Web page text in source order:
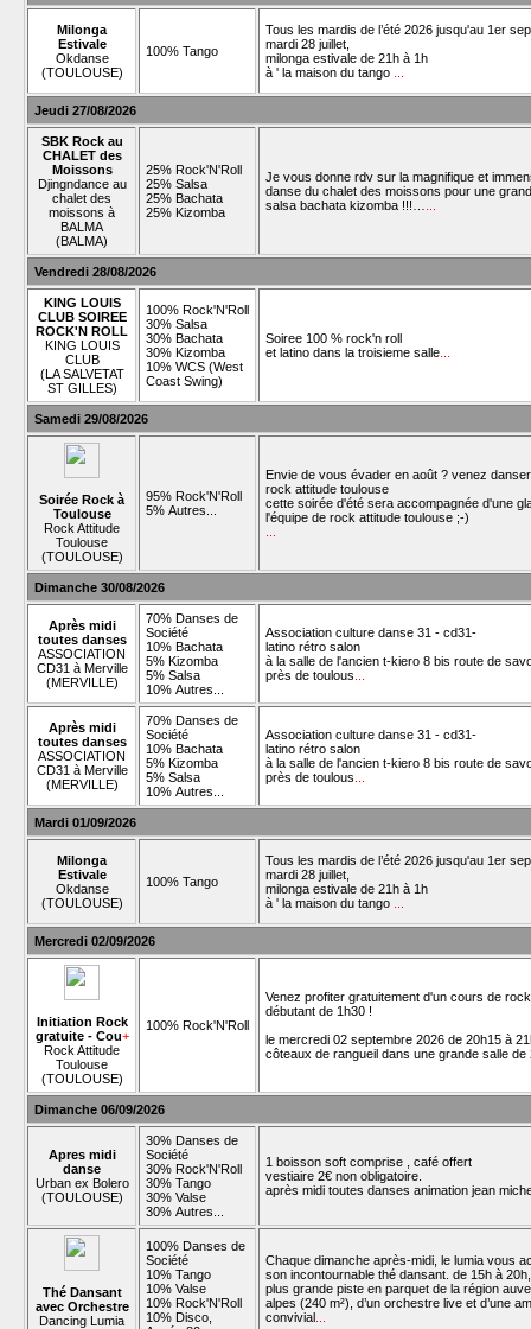
Milonga
Estivale
Okdanse
(TOULOUSE)
100% Tango
Tous les mardis de l’été 2026 jusqu'au 1er
mardi 28 juillet,
milonga estivale de 21h à 1h
à ' la maison du tango
Jeudi 27/08/2026
SBK Rock au
CHALET des
Moissons
Djingndance au
chalet des
moissons à
BALMA
(BALMA)
25% Rock'N'Roll
25% Salsa
25% Bachata
25% Kizomba
Je vous donne rdv sur la magnifique et
danse du chalet des moissons pour une
salsa bachata kizomba !!!…
Vendredi 28/08/2026
KING LOUIS
CLUB SOIREE
ROCK'N ROLL
KING LOUIS
CLUB
(LA SALVETAT
ST GILLES)
100% Rock'N'Roll
30% Salsa
30% Bachata
30% Kizomba
10% WCS (West
Coast Swing)
Soiree 100 % rock'n roll
et latino dans la troisieme salle
Samedi 29/08/2026
Soirée Rock à
Toulouse
Rock Attitude
Toulouse
(TOULOUSE)
95% Rock'N'Roll
5% Autres...
Envie de vous évader en août ? venez
rock attitude toulouse
cette soirée d'été sera accompagnée d'une
l'équipe de rock attitude toulouse ;-)
Dimanche 30/08/2026
Après midi
toutes danses
ASSOCIATION
CD31 à Merville
(MERVILLE)
70% Danses de
Société
10% Bachata
5% Kizomba
5% Salsa
10% Autres...
Association culture danse 31 - cd31-
latino rétro salon
à la salle de l'ancien t-kiero 8 bis route de
près de toulous
Après midi
toutes danses
ASSOCIATION
CD31 à Merville
(MERVILLE)
70% Danses de
Société
10% Bachata
5% Kizomba
5% Salsa
10% Autres...
Association culture danse 31 - cd31-
latino rétro salon
à la salle de l'ancien t-kiero 8 bis route de
près de toulous
Mardi 01/09/2026
Milonga
Estivale
Okdanse
(TOULOUSE)
100% Tango
Tous les mardis de l’été 2026 jusqu'au 1er
mardi 28 juillet,
milonga estivale de 21h à 1h
à ' la maison du tango
Mercredi 02/09/2026
Initiation Rock
gratuite - Cou+
Rock Attitude
Toulouse
(TOULOUSE)
100% Rock'N'Roll
Venez profiter gratuitement d'un cours de
débutant de 1h30 !
le mercredi 02 septembre 2026 de 20h15 à
côteaux de rangueil dans une grande salle de
Dimanche 06/09/2026
Apres midi
danse
Urban ex Bolero
(TOULOUSE)
30% Danses de
Société
30% Rock'N'Roll
30% Tango
30% Valse
30% Autres...
1 boisson soft comprise , café offert
vestiaire 2€ non obligatoire.
après midi toutes danses animation jean
Thé Dansant
avec Orchestre
Dancing Lumia
100% Danses de
Société
10% Tango
10% Valse
10% Rock'N'Roll
10% Disco,
Chaque dimanche après-midi, le lumia vous
son incontournable thé dansant. de 15h à
plus grande piste en parquet de la région
alpes (240 m²), d’un orchestre live et d’une
convivial